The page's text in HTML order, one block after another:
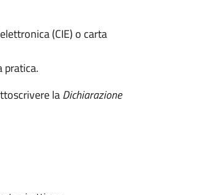
(CIE) o carta
pratica.
laDichiarazione